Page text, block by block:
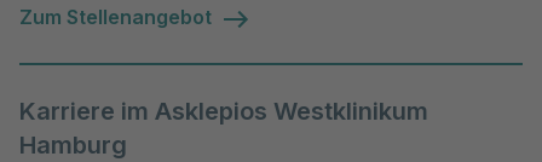
Zum Stellenangebot
Karriere im Asklepios Westklinikum
Hamburg